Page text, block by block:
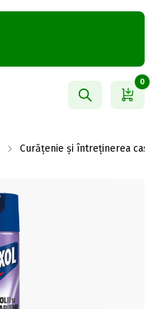
0
Curățenie și întreținerea casei